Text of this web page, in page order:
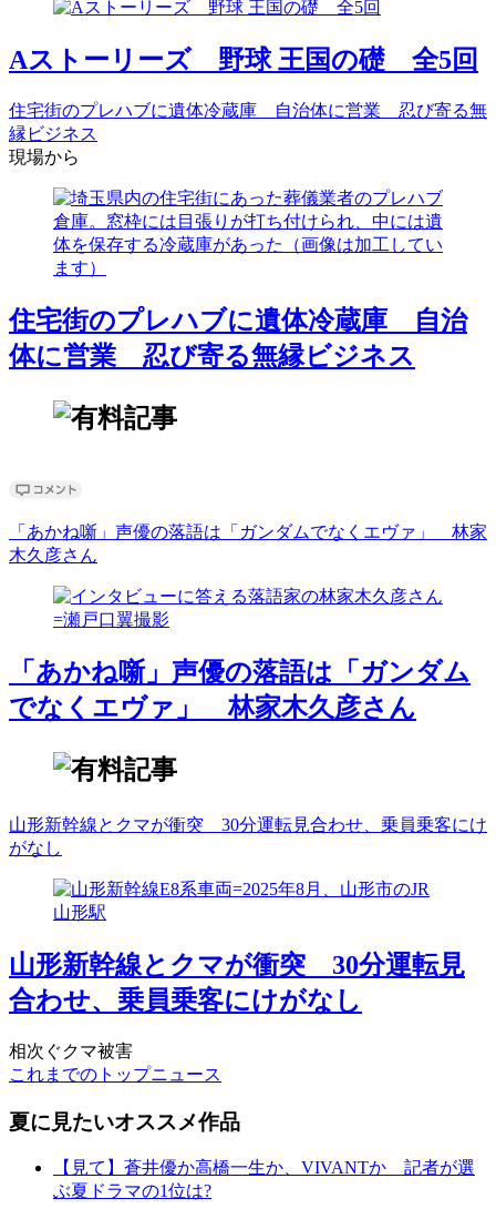
Aストーリーズ 野球 王国の礎 全5回
住宅街のプレハブに遺体冷蔵庫 自治体に営業 忍び寄る無
縁ビジネス
現場から
住宅街のプレハブに遺体冷蔵庫 自治
体に営業 忍び寄る無縁ビジネス
「あかね噺」声優の落語は「ガンダムでなくエヴァ」 林家
木久彦さん
「あかね噺」声優の落語は「ガンダム
でなくエヴァ」 林家木久彦さん
山形新幹線とクマが衝突 30分運転見合わせ、乗員乗客にけ
がなし
山形新幹線とクマが衝突 30分運転見
合わせ、乗員乗客にけがなし
相次ぐクマ被害
これまでのトップニュース
夏に見たいオススメ作品
【見て】蒼井優か高橋一生か、VIVANTか 記者が選
ぶ夏ドラマの1位は?